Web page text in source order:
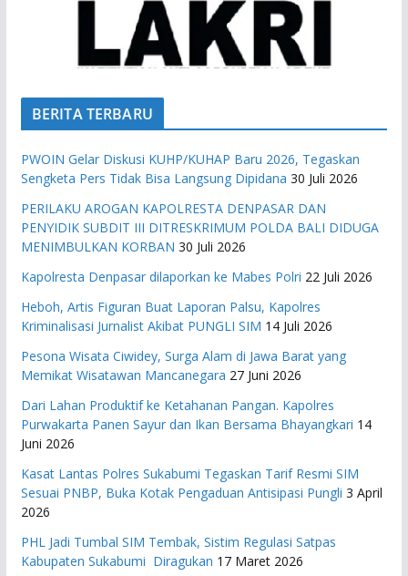
BERITA TERBARU
PWOIN Gelar Diskusi KUHP/KUHAP Baru 2026, Tegaskan
Sengketa Pers Tidak Bisa Langsung Dipidana 30 Juli 2026
PERILAKU AROGAN KAPOLRESTA DENPASAR DAN
PENYIDIK SUBDIT III DITRESKRIMUM POLDA BALI DIDUGA
MENIMBULKAN KORBAN 30 Juli 2026
Kapolresta Denpasar dilaporkan ke Mabes Polri 22 Juli 2026
Heboh, Artis Figuran Buat Laporan Palsu, Kapolres
Kriminalisasi Jurnalist Akibat PUNGLI SIM 14 Juli 2026
Pesona Wisata Ciwidey, Surga Alam di Jawa Barat yang
Memikat Wisatawan Mancanegara 27 Juni 2026
Dari Lahan Produktif ke Ketahanan Pangan. Kapolres
Purwakarta Panen Sayur dan Ikan Bersama Bhayangkari 14
Juni 2026
Kasat Lantas Polres Sukabumi Tegaskan Tarif Resmi SIM
Sesuai PNBP, Buka Kotak Pengaduan Antisipasi Pungli 3 April
2026
PHL Jadi Tumbal SIM Tembak, Sistim Regulasi Satpas
Kabupaten Sukabumi Diragukan 17 Maret 2026